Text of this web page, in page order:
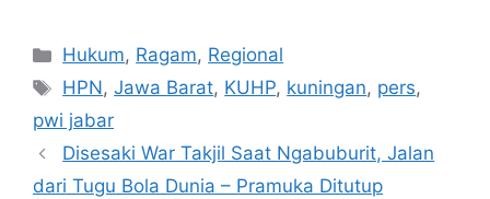
Kategori
Hukum, Ragam, Regional
Tag
HPN,Jawa Barat, KUHP, kuningan, pers,
pwi jabar
Disesaki War Takjil Saat Ngabuburit, Jalan
dari Tugu Bola Dunia – Pramuka Ditutup